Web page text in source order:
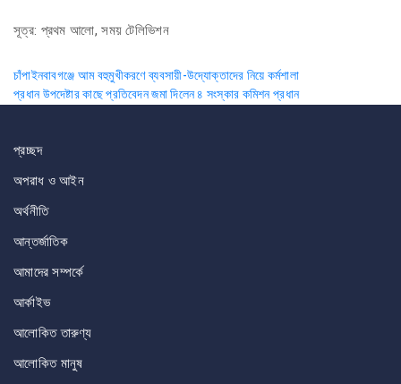
সূত্র: প্রথম আলো, সময় টেলিভিশন
Post
navigation
চাঁপাইনবাবগঞ্জে আম বহুমুখীকরণে ব্যবসায়ী-উদ্যোক্তাদের নিয়ে কর্মশালা
প্রধান উপদেষ্টার কাছে প্রতিবেদন জমা দিলেন ৪ সংস্কার কমিশন প্রধান
প্রচ্ছদ
অপরাধ ও আইন
অর্থনীতি
আন্তর্জাতিক
আমাদের সম্পর্কে
আর্কাইভ
আলোকিত তারুণ্য
আলোকিত মানুষ